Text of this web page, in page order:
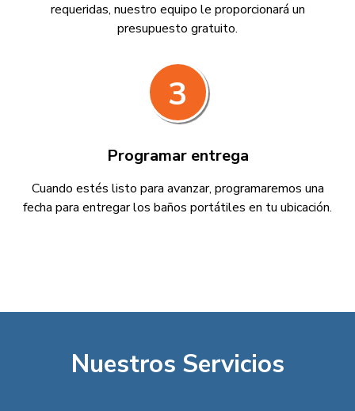
requeridas, nuestro equipo le proporcionará un
presupuesto gratuito.
3
Programar entrega
Cuando estés listo para avanzar, programaremos una
fecha para entregar los baños portátiles en tu ubicación.
Nuestros Servicios